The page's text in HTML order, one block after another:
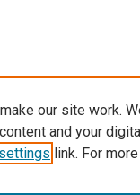
our site work.
and your
link. For